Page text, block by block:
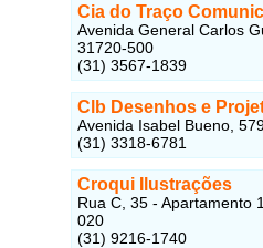
Cia do Traço
Avenida General Carlos
31720-500
(31) 3567-1839
Clb Desenhos e
Avenida Isabel Bueno,
(31) 3318-6781
Croqui Ilustrações
Rua C, 35 - Apartamento
020
(31) 9216-1740